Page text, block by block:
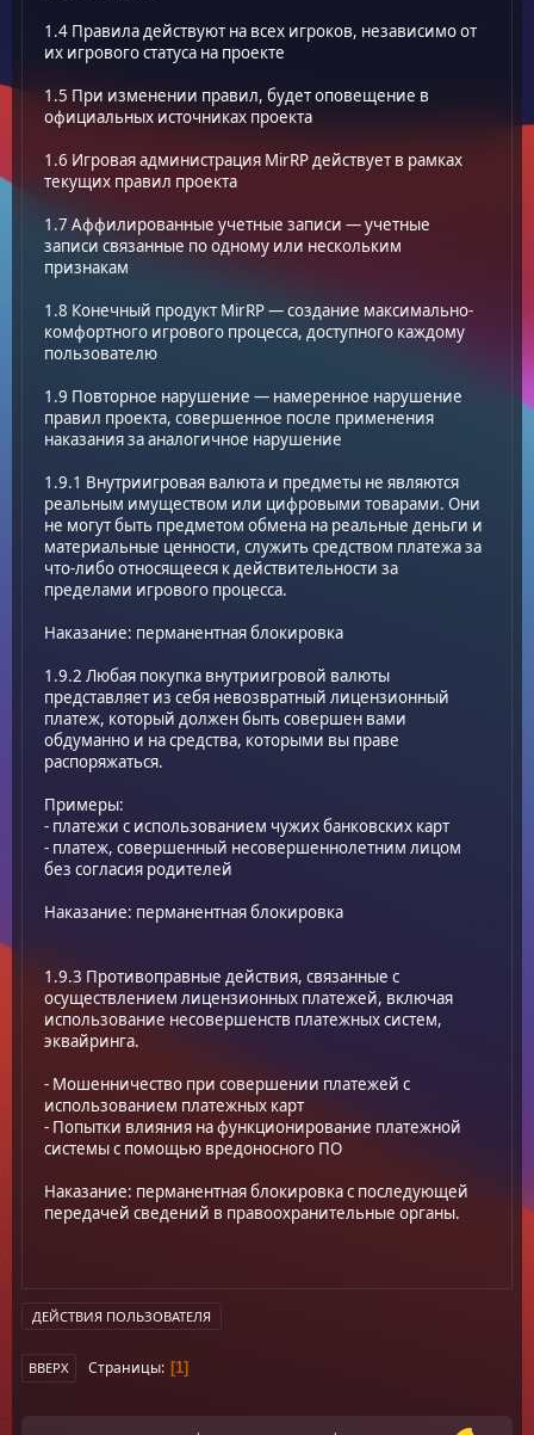
1.4 Правила действуют на всех игроков, независимо от
их игрового статуса на проекте
1.5 При изменении правил, будет оповещение в
официальных источниках проекта
1.6 Игровая администрация MirRP действует в рамках
текущих правил проекта
1.7 Аффилированные учетные записи — учетные
записи связанные по одному или нескольким
признакам
1.8 Конечный продукт MirRP — создание максимально-
комфортного игрового процесса, доступного каждому
пользователю
1.9 Повторное нарушение — намеренное нарушение
правил проекта, совершенное после применения
наказания за аналогичное нарушение
1.9.1 Внутриигровая валюта и предметы не являются
реальным имуществом или цифровыми товарами. Они
не могут быть предметом обмена на реальные деньги и
материальные ценности, служить средством платежа за
что-либо относящееся к действительности за
пределами игрового процесса.
Наказание: перманентная блокировка
1.9.2 Любая покупка внутриигровой валюты
представляет из себя невозвратный лицензионный
платеж, который должен быть совершен вами
обдуманно и на средства, которыми вы праве
распоряжаться.
Примеры:
- платежи с использованием чужих банковских карт
- платеж, совершенный несовершеннолетним лицом
без согласия родителей
Наказание: перманентная блокировка
1.9.3 Противоправные действия, связанные с
осуществлением лицензионных платежей, включая
использование несовершенств платежных систем,
эквайринга.
- Мошенничество при совершении платежей с
использованием платежных карт
- Попытки влияния на функционирование платежной
системы с помощью вредоносного ПО
Наказание: перманентная блокировка с последующей
передачей сведений в правоохранительные органы.
ДЕЙСТВИЯ ПОЛЬЗОВАТЕЛЯ
ВВЕРХ Страницы 1